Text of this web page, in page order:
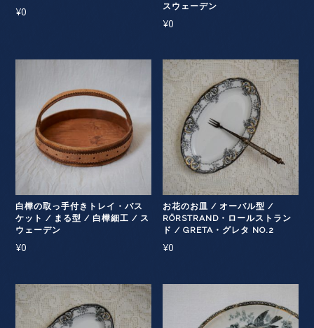
¥0
スウェーデン
¥0
白樺の取っ手付きトレイ・バス
ケット / まる型 / 白樺細工 / ス
ウェーデン
¥0
お花のお皿 / オーバル型 /
RÖRSTRAND・ロールストラン
ド / GRETA・グレタ NO.2
¥0